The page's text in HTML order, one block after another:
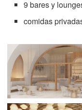
9 bares y
comidas